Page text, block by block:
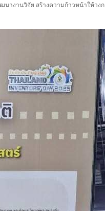
างานวิจัย สร้างความก้าวหน้าให้วง